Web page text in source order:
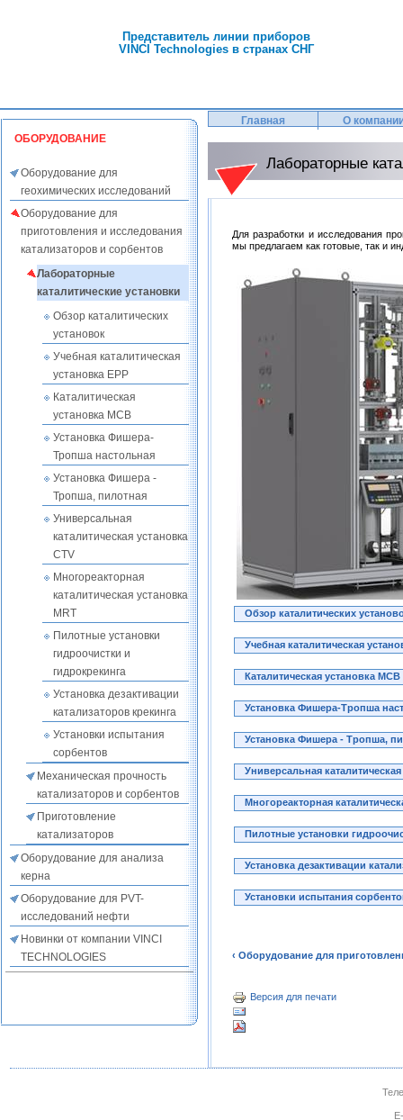
Представитель линии приборов
VINCI Technologies в странах СНГ
ОБОРУДОВАНИЕ
Оборудование для
геохимических исследований
Оборудование для
приготовления и исследования
катализаторов и сорбентов
Лабораторные
каталитические установки
Обзор каталитических
установок
Учебная каталитическая
установка EPP
Каталитическая
установка МСВ
Установка Фишера-
Тропша настольная
Установка Фишера -
Тропша, пилотная
Универсальная
каталитическая установка
CTV
Многореакторная
каталитическая установка
MRT
Пилотные установки
гидроочистки и
гидрокрекинга
Установка дезактивации
катализаторов крекинга
Установки испытания
сорбентов
Механическая прочность
катализаторов и сорбентов
Приготовление
катализаторов
Оборудование для анализа
керна
Оборудование для PVT-
исследований нефти
Новинки от компании VINCI
TECHNOLOGIES
Главная О
Лабораторные
Для разработки и исследования
мы предлагаем как готовые, так и
Обзор каталитических
Учебная каталитическая
Каталитическая установка МСВ
Установка Фишера-Тропша
Установка Фишера - Тропша,
Универсальная
Многореакторная
Пилотные установки
Установка дезактивации
Установки испытания
‹ Оборудование для
Версия для печати